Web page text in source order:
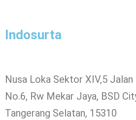
Indosurta
Nusa Loka Sektor XIV,5 Jalan
No.6, Rw Mekar Jaya, BSD
Tangerang Selatan, 15310